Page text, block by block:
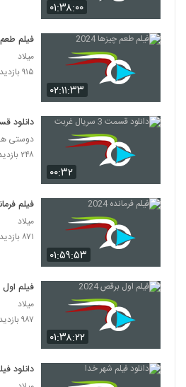
۰۱:۳۸:۰۰
۰۲:۱۱:۳۳
فیلم طعم
میلاد
۹۱۵ بازدید
۰۰:۳۲
دانلود قسمت 3
دوستی ها
۲۴۸ بازدید
۰۱:۵۹:۵۳
فیلم
میلاد
۸۷۱ بازدید
۰۱:۳۸:۲۲
فیلم اول
میلاد
۹۸۷ بازدید
دانلود